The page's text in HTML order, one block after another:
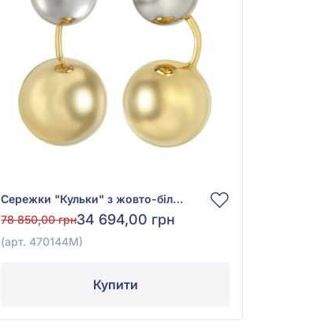
Сережки "Кульки" з жовто-білого золота 585°, без вставки, арт. 470144М
78 850,00 грн34 694,00 грн
(арт. 470144М)
Купити